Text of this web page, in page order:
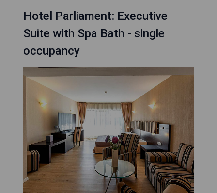
Hotel Parliament: Executive
Suite with Spa Bath - single
occupancy